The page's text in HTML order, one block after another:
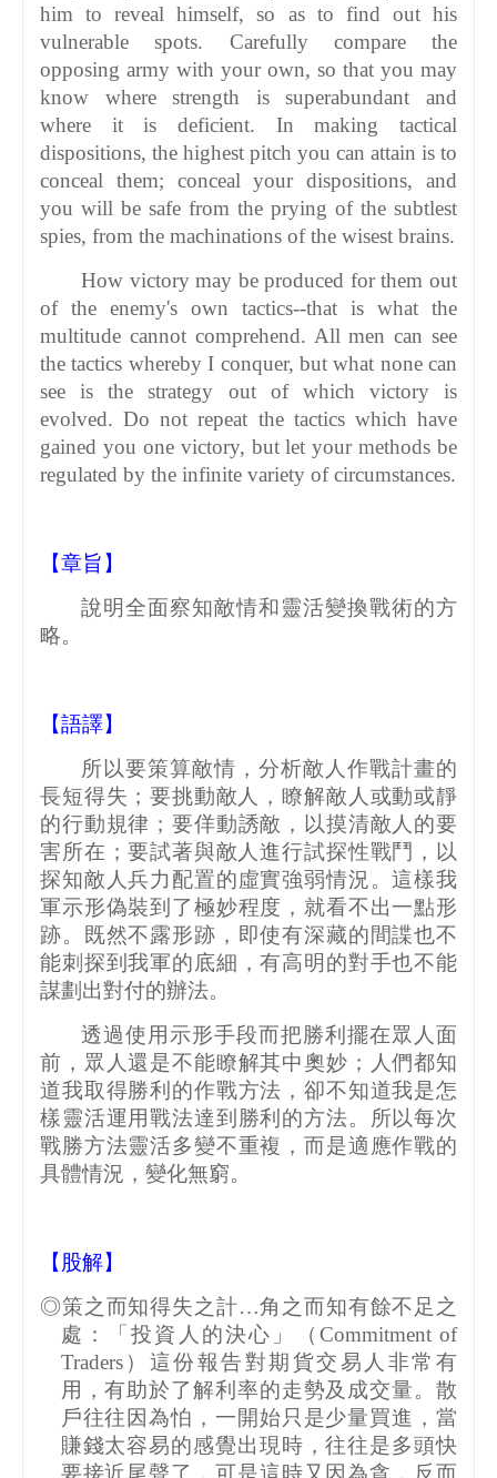
him to reveal himself, so as to find out his
vulnerable spots. Carefully compare the
opposing army with your own, so that you may
know where strength is superabundant and
where it is deficient. In making tactical
dispositions, the highest pitch you can attain is to
conceal them; conceal your dispositions, and
you will be safe from the prying of the subtlest
spies, from the machinations of the wisest brains.
How victory may be produced for them out
of the enemy's own tactics--that is what the
multitude cannot comprehend. All men can see
the tactics whereby I conquer, but what none can
see is the strategy out of which victory is
evolved. Do not repeat the tactics which have
gained you one victory, but let your methods be
regulated by the infinite variety of circumstances.
【章旨】
說明全面察知敵情和靈活變換戰術的方
略。
【語譯】
所以要策算敵情，分析敵人作戰計畫的
長短得失；要挑動敵人，瞭解敵人或動或靜
的行動規律；要佯動誘敵，以摸清敵人的要
害所在；要試著與敵人進行試探性戰鬥，以
探知敵人兵力配置的虛實強弱情況。這樣我
軍示形偽裝到了極妙程度，就看不出一點形
跡。既然不露形跡，即使有深藏的間諜也不
能刺探到我軍的底細，有高明的對手也不能
謀劃出對付的辦法。
透過使用示形手段而把勝利擺在眾人面
前，眾人還是不能瞭解其中奧妙；人們都知
道我取得勝利的作戰方法，卻不知道我是怎
樣靈活運用戰法達到勝利的方法。所以每次
戰勝方法靈活多變不重複，而是適應作戰的
具體情況，變化無窮。
【股解】
◎策之而知得失之計…角之而知有餘不足之
處：「投資人的決心」（ Commitment of
Traders）這份報告對期貨交易人非常有
用，有助於了解利率的走勢及成交量。散
戶往往因為怕，一開始只是少量買進，當
賺錢太容易的感覺出現時，往往是多頭快
要接近尾聲了，可是這時又因為貪，反而